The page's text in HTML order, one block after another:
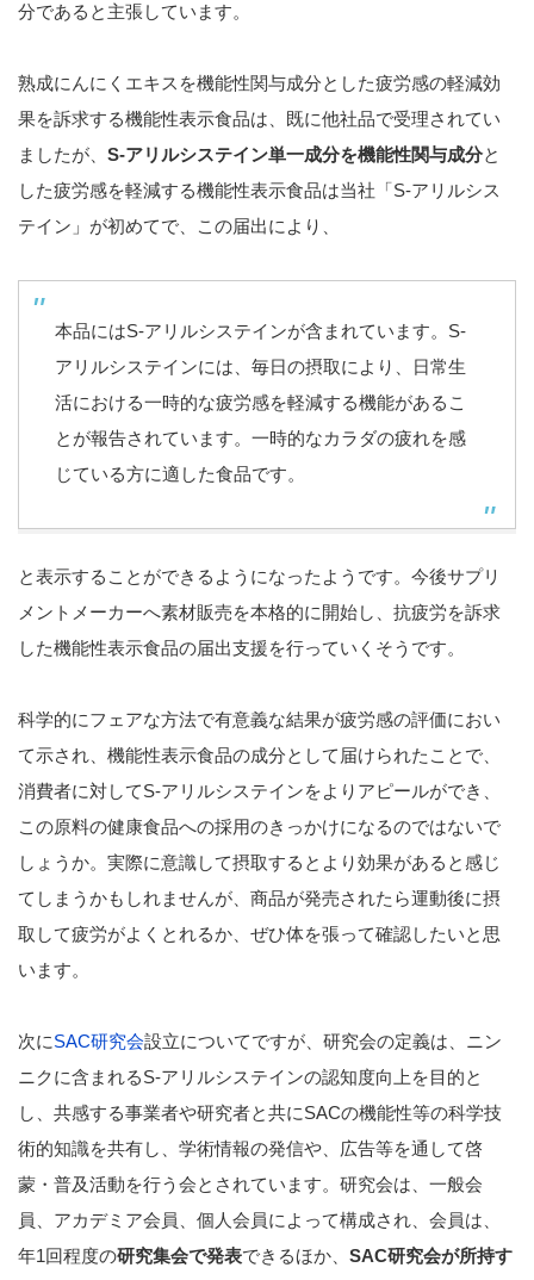
分であると主張しています。
熟成にんにくエキスを機能性関与成分とした疲労感の軽減効
果を訴求する機能性表示食品は、既に他社品で受理されてい
ましたが、 S-アリルシステイン単一成分を機能性関与成分と
した疲労感を軽減する機能性表示食品は当社「S-アリルシス
テイン」が初めてで、この届出により、
本品にはS-アリルシステインが含まれています。S-
アリルシステインには、毎日の摂取により、日常生
活における一時的な疲労感を軽減する機能があるこ
とが報告されています。一時的なカラダの疲れを感
じている方に適した食品です。
と表示することができるようになったようです。今後サプリ
メントメーカーへ素材販売を本格的に開始し、抗疲労を訴求
した機能性表示食品の届出支援を行っていくそうです。
科学的にフェアな方法で有意義な結果が疲労感の評価におい
て示され、機能性表示食品の成分として届けられたことで、
消費者に対してS-アリルシステインをよりアピールができ、
この原料の健康食品への採用のきっかけになるのではないで
しょうか。実際に意識して摂取するとより効果があると感じ
てしまうかもしれませんが、商品が発売されたら運動後に摂
取して疲労がよくとれるか、ぜひ体を張って確認したいと思
います。
次にSAC研究会設立についてですが、研究会の定義は、ニン
ニクに含まれるS-アリルシステインの認知度向上を目的と
し、共感する事業者や研究者と共にSACの機能性等の科学技
術的知識を共有し、学術情報の発信や、広告等を通して啓
蒙・普及活動を行う会とされています。研究会は、一般会
員、アカデミア会員、個人会員によって構成され、会員は、
年1回程度の研究集会で発表できるほか、 SAC研究会が所持す